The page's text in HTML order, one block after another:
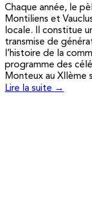
Chaque année, le
Montiliens et
locale. Il constitue
transmise de
l’histoire de la
programme des
Monteux au XIIème
Lire la suite →